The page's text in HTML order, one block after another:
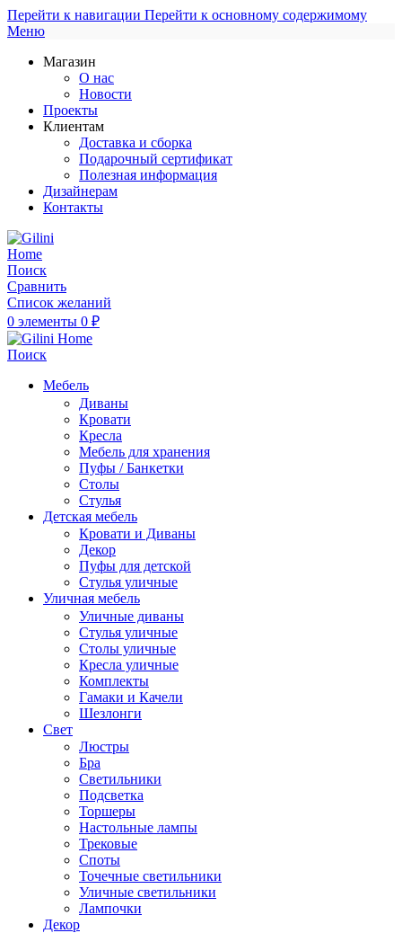
Перейти к навигации Перейти к основному содержимому
Меню
Магазин
О нас
Новости
Проекты
Клиентам
Доставка и сборка
Подарочный сертификат
Полезная информация
Дизайнерам
Контакты
Поиск
Сравнить
Список желаний
0 элементы 0 ₽
Поиск
Мебель
Диваны
Кровати
Кресла
Мебель для хранения
Пуфы / Банкетки
Столы
Стулья
Детская мебель
Кровати и Диваны
Декор
Пуфы для детской
Стулья уличные
Уличная мебель
Уличные диваны
Стулья уличные
Столы уличные
Кресла уличные
Комплекты
Гамаки и Качели
Шезлонги
Свет
Люстры
Бра
Светильники
Подсветка
Торшеры
Настольные лампы
Трековые
Споты
Точечные светильники
Уличные светильники
Лампочки
Декор